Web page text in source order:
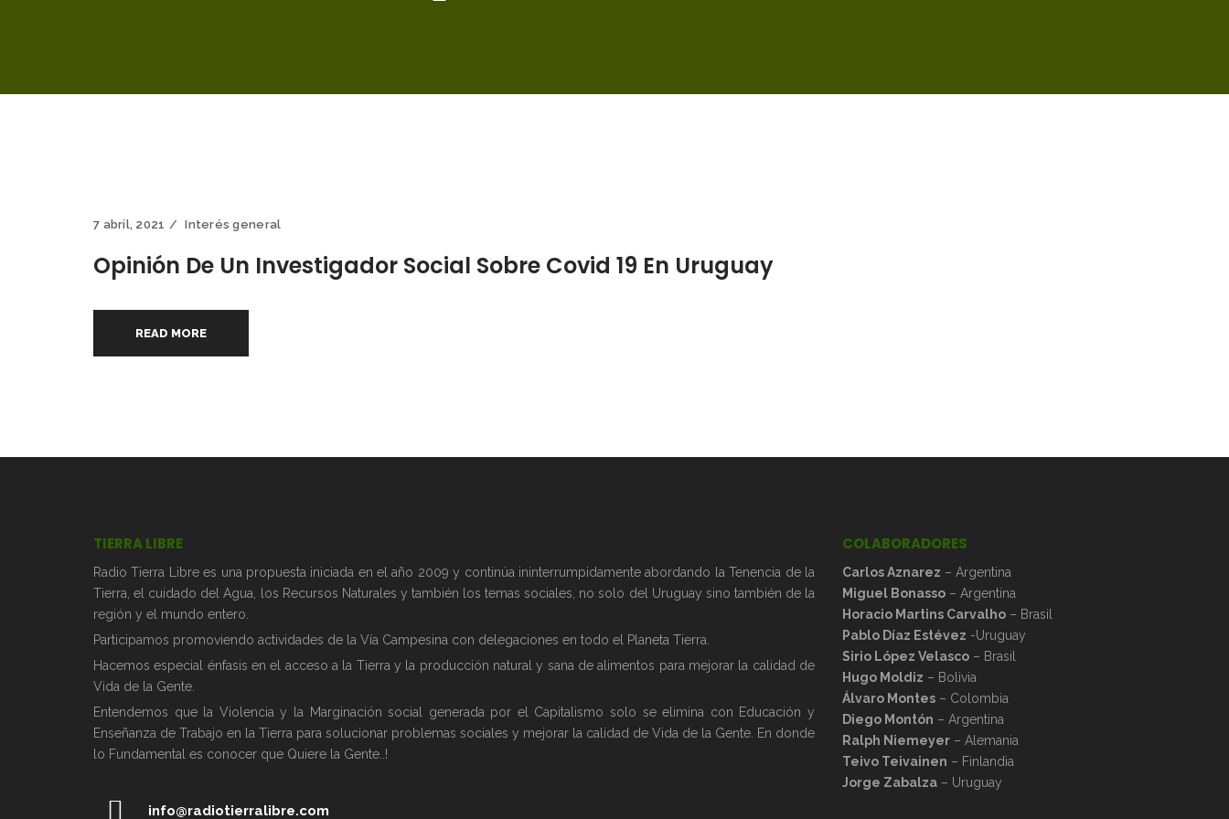
7 abril, 2021 Interés general
Opinión De Un Investigador Social Sobre Covid 19 En Uruguay
READ MORE
TIERRA LIBRE
Radio Tierra Libre es una propuesta iniciada en el año 2009 y continúa ininterrumpidamente abordando la Tenencia de la
Tierra, el cuidado del Agua, los Recursos Naturales y también los temas sociales, no solo del Uruguay sino también de la
región y el mundo entero.
Participamos promoviendo actividades de la Vía Campesina con delegaciones en todo el Planeta Tierra.
Hacemos especial énfasis en el acceso a la Tierra y la producción natural y sana de alimentos para mejorar la calidad de
Vida de la Gente.
Entendemos que la Violencia y la Marginación social generada por el Capitalismo solo se elimina con Educación y
Enseñanza de Trabajo en la Tierra para solucionar problemas sociales y mejorar la calidad de Vida de la Gente. En donde
lo Fundamental es conocer que Quiere la Gente..!
info@radiotierralibre.com
COLABORADORES
Carlos Aznarez – Argentina
Miguel Bonasso – Argentina
Horacio Martins Carvalho – Brasil
Pablo Díaz Estévez -Uruguay
Sirio López Velasco – Brasil
Hugo Moldiz – Bolivia
Álvaro Montes – Colombia
Diego Montón – Argentina
Ralph Niemeyer – Alemania
Teivo Teivainen – Finlandia
Jorge Zabalza – Uruguay